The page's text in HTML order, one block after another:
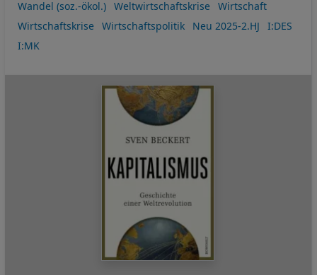
Wandel (soz.-ökol.) Weltwirtschaftskrise
Wirtschaft
Wirtschaftskrise
Wirtschaftspolitik Neu 2025-2.HJ
I:DES
I:MK